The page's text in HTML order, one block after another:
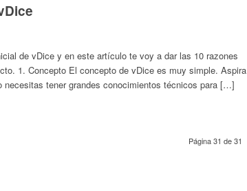
de vDice y en este artículo te voy a dar las 10 razones
1. Concepto El concepto de vDice es muy simple. Aspira
necesitas tener grandes conocimientos técnicos para […]
Página 31 de 31